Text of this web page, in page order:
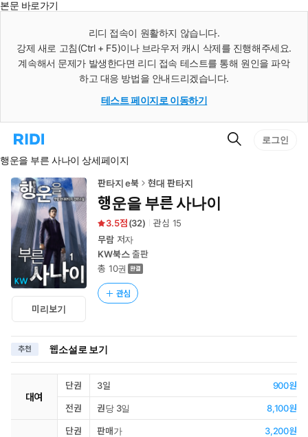
본문 바로가기
리디 접속이 원활하지 않습니다.
강제 새로 고침(Ctrl + F5)이나 브라우저 캐시 삭제를 진행해주세요.
계속해서 문제가 발생한다면 리디 접속 테스트를 통해 원인을 파악
하고 대응 방법을 안내드리겠습니다.
테스트 페이지로 이동하기
리
홈
로
이
동
검
로그인
행운을 부른 사나이 상세페이지
미리보기
판타지 e북 현대 판타지
행운을 부른 사나이
3.5 (32) 관심 15
무람저자
KW북스출판
총 10권
관심
추천 웹소설로 보기
대여
단권 3일 900원
전권 권당 3일 8,100원
단권 판매가 3,200원